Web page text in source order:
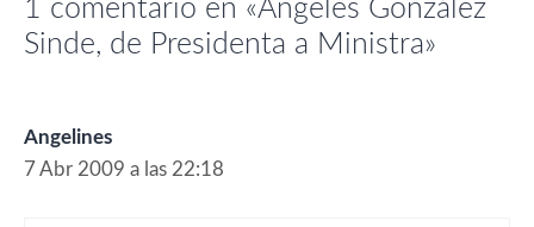
1 comentario en «Ángeles González
Sinde, de Presidenta a Ministra»
Angelines
7 Abr 2009 a las 22:18